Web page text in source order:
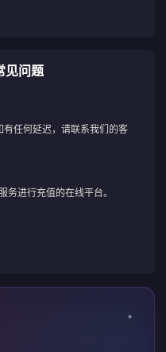
见问题
任何延迟，请联系我们的客
进行充值的在线平台。